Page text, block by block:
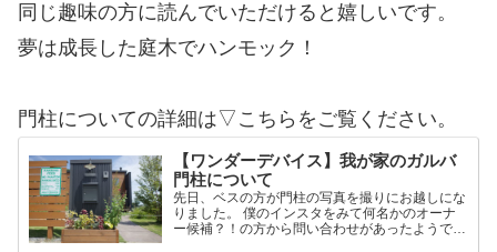
同じ趣味の方に読んでいただけると嬉しいです。
夢は成長した庭木でハンモック！
門柱についての詳細は▽こちらをご覧ください。
【ワンダーデバイス】我が家のガルバ
門柱について
先日、ベスの方が門柱の写真を撮りにお越しにな
りました。 僕のインスタをみて何名かのオーナ
ー候補？！の方から問い合わせがあったようで